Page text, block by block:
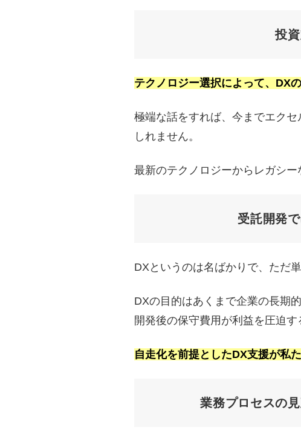
投
テクノロジー選択によって、DX
極端な話をすれば、今までエク
しれません。
最新のテクノロジーからレガシ
受託開発
DXというのは名ばかりで、ただ
DXの目的はあくまで企業の長期
開発後の保守費用が利益を圧迫す
自走化を前提としたDX支援が私
業務プロセスの